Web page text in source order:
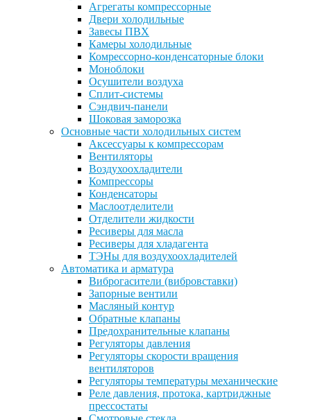
Агрегаты компрессорные
Двери холодильные
Завесы ПВХ
Камеры холодильные
Комрессорно-конденсаторные блоки
Моноблоки
Осушители воздуха
Сплит-системы
Сэндвич-панели
Шоковая заморозка
Основные части холодильных систем
Аксессуары к компрессорам
Вентиляторы
Воздухоохладители
Компрессоры
Конденсаторы
Маслоотделители
Отделители жидкости
Ресиверы для масла
Ресиверы для хладагента
ТЭНы для воздухоохладителей
Автоматика и арматура
Виброгасители (вибровставки)
Запорные вентили
Масляный контур
Обратные клапаны
Предохранительные клапаны
Регуляторы давления
Регуляторы скорости вращения
вентиляторов
Регуляторы температуры механические
Реле давления, протока, картриджные
прессостаты